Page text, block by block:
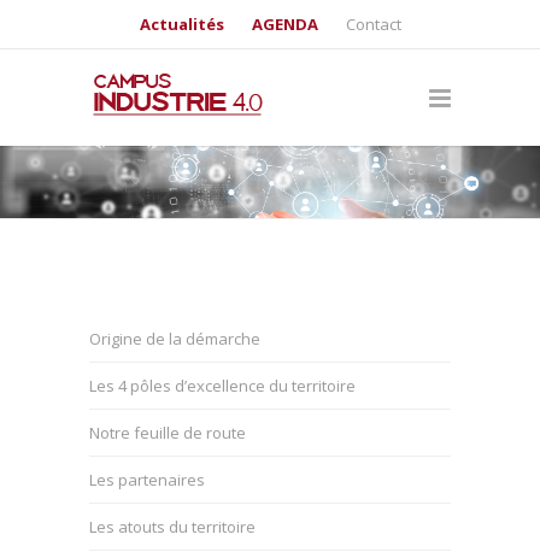
Actualités AGENDA Contact
Origine de la démarche
Les 4 pôles d’excellence du territoire
Notre feuille de route
Les partenaires
Les atouts du territoire